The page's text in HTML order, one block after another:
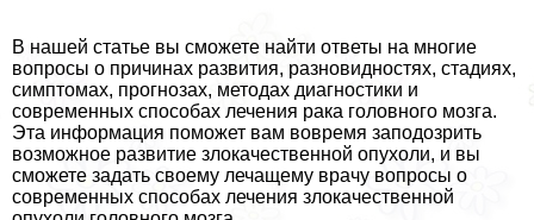
В нашей статье вы сможете найти ответы на многие
вопросы о причинах развития, разновидностях, стадиях,
симптомах, прогнозах, методах диагностики и
современных способах лечения paка головного мозга.
Эта информация поможет вам вовремя заподозрить
возможное развитие злокачественной опухоли, и вы
сможете задать своему лечащему врачу вопросы о
современных способах лечения злокачественной